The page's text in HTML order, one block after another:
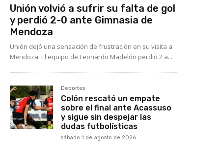
Unión volvió a sufrir su falta de gol
y perdió 2-0 ante Gimnasia de
Mendoza
Unión dejó una sensación de frustración en su visita a
Mendoza. El equipo de Leonardo Madelón perdió 2 a...
Deportes
Colón rescató un empate
sobre el final ante Acassuso
y sigue sin despejar las
dudas futbolísticas
sábado 1 de agosto de 2026